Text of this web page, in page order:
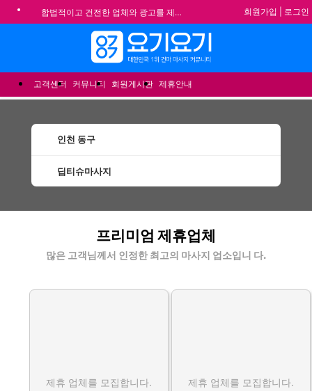
합법적이고 건전한 업체와 광고를 제휴합니다.
★요기요기 설 연휴 휴무 안내★
★ 요기요기 업체회원 안내사항 ★
불건전한 게시글은 삭제 및 회원탈퇴 됩니다.
회원가입 로그인
고객센터 커뮤니티 회원게시판 제휴안내
인천 동구
딥티슈마사지
프리미엄 제휴업체
많은 고객님께서 인정한 최고의 마사지 업소입니 다.
제휴 업체를 모집합니다. 제휴 업체를 모집합니다.